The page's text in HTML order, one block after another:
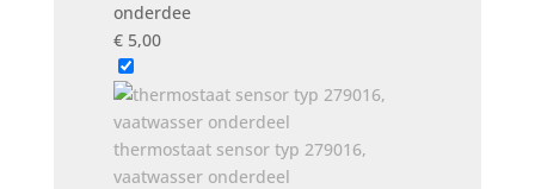
onderdee
€5,00
thermostaat sensor typ 279016,
vaatwasser onderdeel